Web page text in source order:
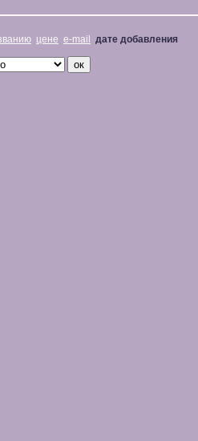
цене e-mail дате добавления